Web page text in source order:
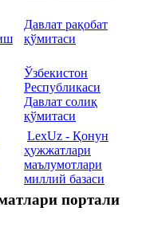
Давлат рақобат
қўмитаси
Ўзбекистон
Республикаси
Давлат солиқ
қўмитаси
LexUz - Қонун
ҳужжатлари
маълумотлари
миллий базаси
портали